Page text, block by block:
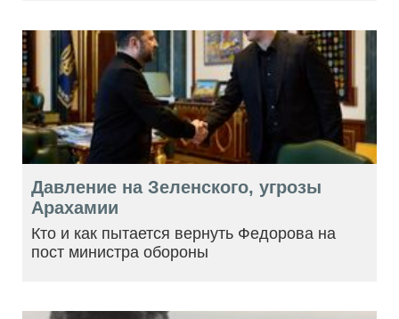
Давление на Зеленского, угрозы
Арахамии
Кто и как пытается вернуть Федорова на
пост министра обороны